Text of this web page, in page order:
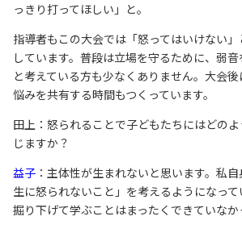
っきり打ってほしい」と。
指導者もこの大会では「怒ってはいけない
しています。普段は立場を守るために、弱
と考えている方も少なくありません。大会
悩みを共有する時間もつくっています。
田上：怒られることで子どもたちにはどの
じますか？
益子 ：主体性が生まれないと思います。私
生に怒られないこと」を考えるようになっ
掘り下げて学ぶことはまったくできていなか